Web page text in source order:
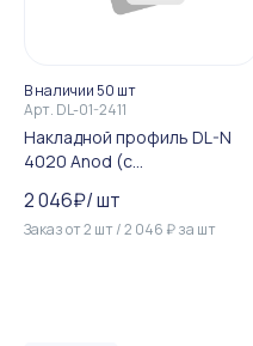
В наличии 50 шт
Арт. DL-01-2411
Накладной профиль DL-N
4020 Anod (с
2 046₽/шт
Заказ от2 шт/2 046 ₽за шт